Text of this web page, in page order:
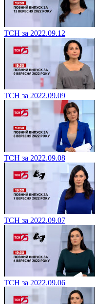
ТСН за 2022.09.12
ТСН за 2022.09.09
ТСН за 2022.09.08
ТСН за 2022.09.07
ТСН за 2022.09.06